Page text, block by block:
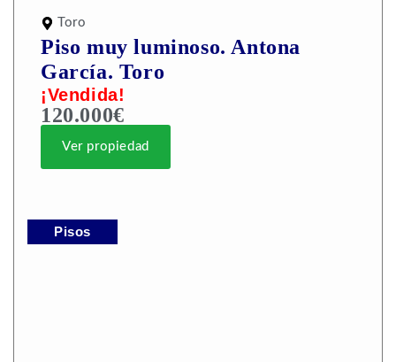
Toro
Piso muy luminoso. Antona
García. Toro
¡Vendida!
120.000€
Ver propiedad
Pisos